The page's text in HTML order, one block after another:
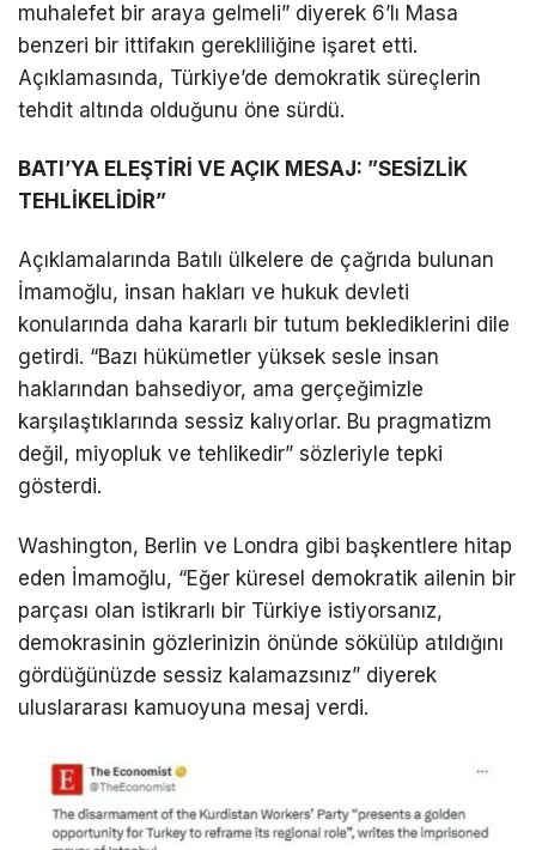
muhalefet bir araya gelmeli” diyerek 6’lı Masa
benzeri bir ittifakın gerekliliğine işaret etti.
Açıklamasında, Türkiye’de demokratik süreçlerin
tehdit altında olduğunu öne sürdü.
BATI’YA ELEŞTİRİ VE AÇIK MESAJ: ”SESİZLİK
TEHLİKELİDİR”
Açıklamalarında Batılı ülkelere de çağrıda bulunan
İmamoğlu, insan hakları ve hukuk devleti
konularında daha kararlı bir tutum beklediklerini dile
getirdi. “Bazı hükümetler yüksek sesle insan
haklarından bahsediyor, ama gerçeğimizle
karşılaştıklarında sessiz kalıyorlar. Bu pragmatizm
değil, miyopluk ve tehlikedir” sözleriyle tepki
gösterdi.
Washington, Berlin ve Londra gibi başkentlere hitap
eden İmamoğlu, “Eğer küresel demokratik ailenin bir
parçası olan istikrarlı bir Türkiye istiyorsanız,
demokrasinin gözlerinizin önünde sökülüp atıldığını
gördüğünüzde sessiz kalamazsınız” diyerek
uluslararası kamuoyuna mesaj verdi.